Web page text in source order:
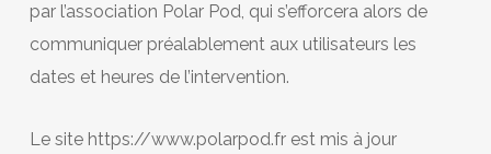
par l’association Polar Pod, qui s’efforcera alors de
communiquer préalablement aux utilisateurs les
dates et heures de l’intervention.
Le site https://www.polarpod.fr est mis à jour